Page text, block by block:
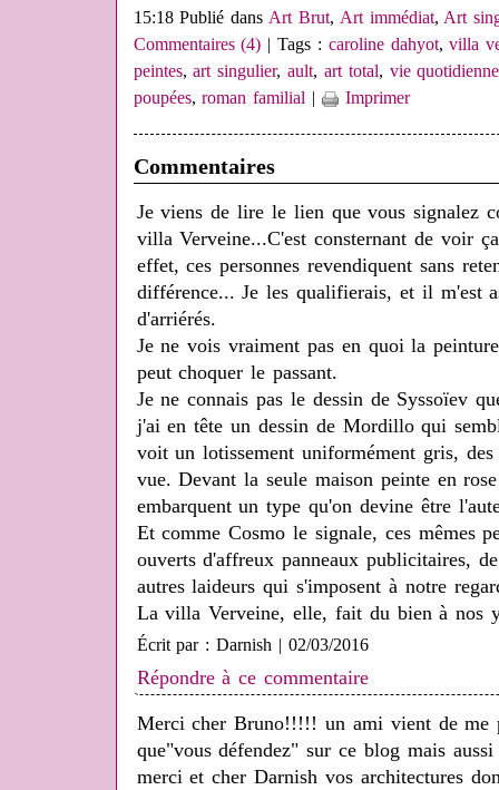
15:18 Publié dansArt Brut, Art immédiat,Art
Commentaires (4) | Tags : caroline dahyot,villa
peintes,art singulier,ault, art total, vie
poupées,roman familial | Imprimer
Commentaires
Je viens de lire le lien que vous signalez
villa Verveine...C'est consternant de voir
effet, ces personnes revendiquent sans
différence... Je les qualifierais, et il m'est
d'arriérés.
Je ne vois vraiment pas en quoi la
peut choquer le passant.
Je ne connais pas le dessin de Syssoïev
j'ai en tête un dessin de Mordillo qui
voit un lotissement uniformément gris,
vue. Devant la seule maison peinte en
embarquent un type qu'on devine être
Et comme Cosmo le signale, ces mêmes
ouverts d'affreux panneaux publicitaires,
autres laideurs qui s'imposent à notre
La villa Verveine, elle, fait du bien à nos
Écrit par : Darnish | 02/03/2016
Répondre à ce commentaire
Merci cher Bruno!!!!! un ami vient de me
que"vous défendez" sur ce blog mais
merci et cher Darnish vos architectures